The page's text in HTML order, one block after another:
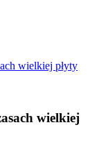
wielkiej płyty
wielkiej